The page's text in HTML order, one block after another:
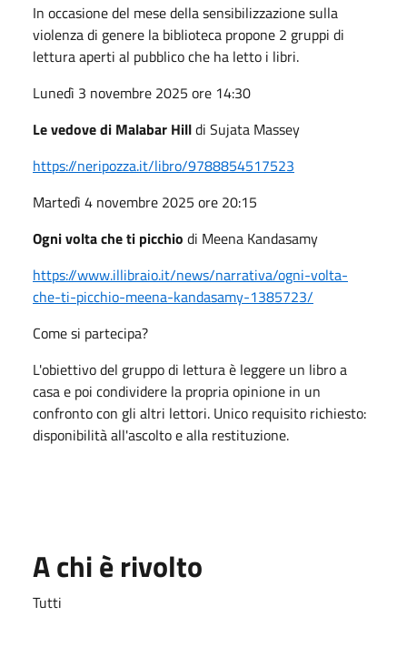
In occasione del mese della sensibilizzazione sulla
violenza di genere la biblioteca propone 2 gruppi di
lettura aperti al pubblico che ha letto i libri.
Lunedì 3 novembre 2025 ore 14:30
Le vedove di Malabar Hilldi Sujata Massey
https://neripozza.it/libro/9788854517523
Martedì 4 novembre 2025 ore 20:15
Ogni volta che ti picchio di Meena Kandasamy
https://www.illibraio.it/news/narrativa/ogni-volta-
che-ti-picchio-meena-kandasamy-1385723/
Come si partecipa?
L'obiettivo del gruppo di lettura è leggere un libro a
casa e poi condividere la propria opinione in un
confronto con gli altri lettori. Unico requisito richiesto:
disponibilità all'ascolto e alla restituzione.
A chi è rivolto
Tutti